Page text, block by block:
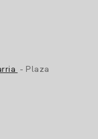
- Plaza